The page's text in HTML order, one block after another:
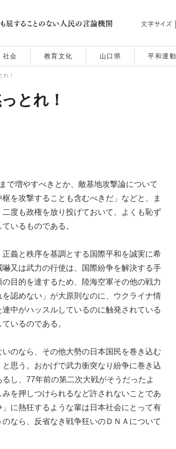
社会 教育文化 山口県 平和運動
れ！
とれ！
増やすべきとか、敵基地攻撃論について
を攻撃することも含むべきだ」などと、ま
度も政権を放り投げておいて、よくも恥ず
いるものである。
義と秩序を基調とする国際平和を誠実に希
又は武力の行使は、国際紛争を解決する手
目的を達するため、陸海空軍その他の戦力
認めない」が大原則なのに、ウクライナ情
中がハッスルしているのに触発されている
いるのである。
のなら、その他大勢の日本国民を巻き込む
思う。おかげで武力衝突なり紛争に巻き込
し、77年前の第二次大戦がそうだったよ
を押しつけられるなど許されないことであ
に熱狂するような輩は日本社会にとって有
なら、反省なき戦争狂いのＤＮＡについて